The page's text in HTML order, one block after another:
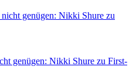
genügen: Nikki Shure zu First-